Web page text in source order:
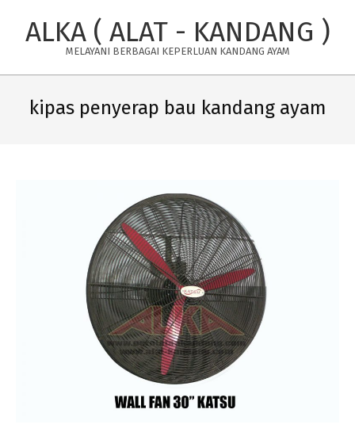
ALKA ( ALAT - KANDANG )
MELAYANI BERBAGAI KEPERLUAN KANDANG AYAM
Navigationkipas penyerap bau kandang ayam